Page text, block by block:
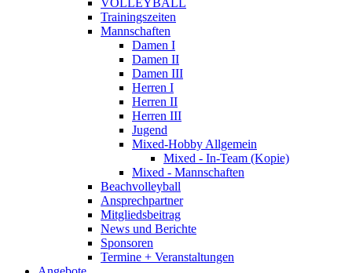
VOLLEYBALL
Trainingszeiten
Mannschaften
Damen I
Damen II
Damen III
Herren I
Herren II
Herren III
Jugend
Mixed-Hobby Allgemein
Mixed - In-Team (Kopie)
Mixed - Mannschaften
Beachvolleyball
Ansprechpartner
Mitgliedsbeitrag
News und Berichte
Sponsoren
Termine + Veranstaltungen